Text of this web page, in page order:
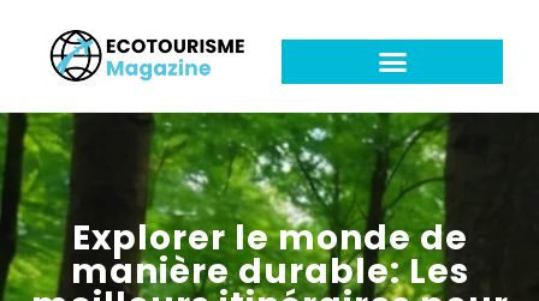
Explorer le monde de
manière durable: Les